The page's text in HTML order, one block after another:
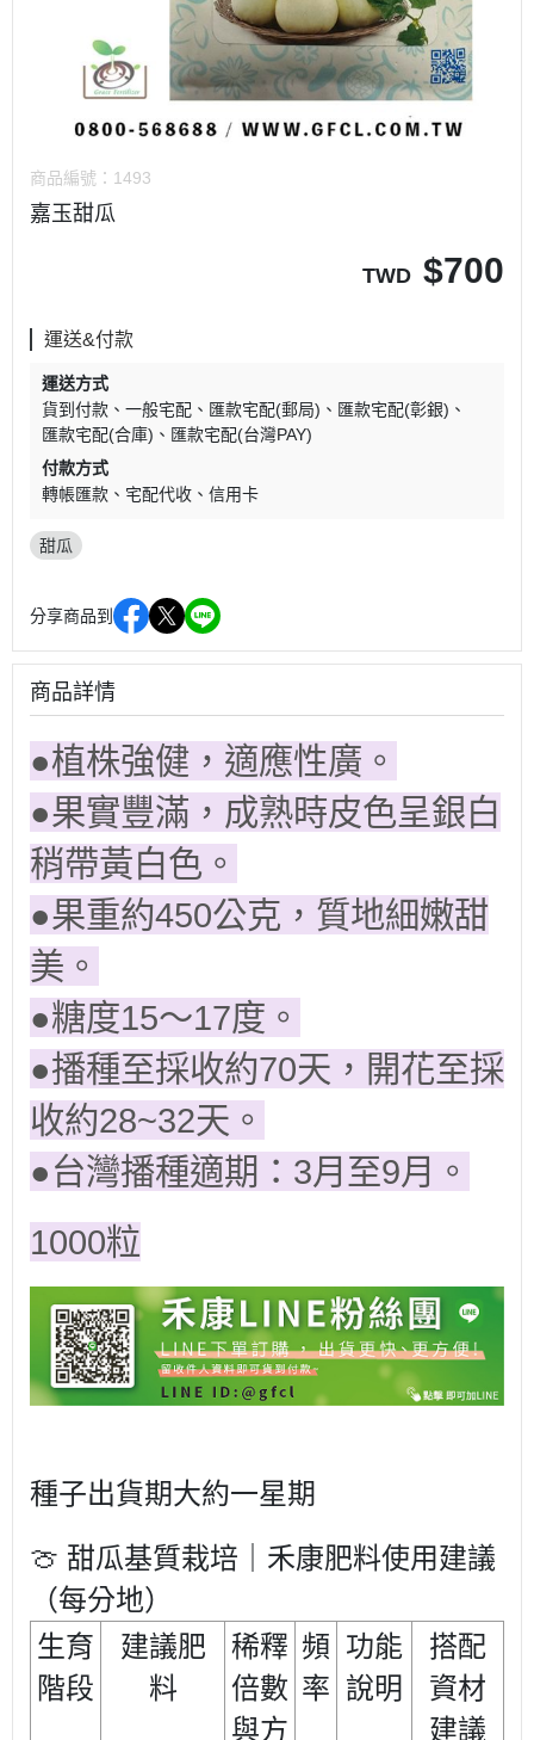
商品編號： 1493
嘉玉甜瓜
TWD $700
運送&付款
運送方式
貨到付款
一般宅配 匯款宅配(郵局)
匯款宅配(彰銀)
匯款宅配(合庫)
匯款宅配(台灣PAY)
付款方式
轉帳匯款
宅配代收 信用卡
甜瓜
分享商品到
商品詳情
●植株強健，適應性廣。
●果實豐滿，成熟時皮色呈銀白
稍帶黃白色。
●果重約450公克，質地細嫩甜
美。
●糖度15～17度。
●播種至採收約70天，開花至採
收約28~32天。
●台灣播種適期：3月至9月。
1000粒
種子出貨期大約一星期
🍈 甜瓜基質栽培｜禾康肥料使用建議
（每分地）
生育
階段
建議肥
料
稀釋
倍數
與方
頻
率
功能
說明
搭配
資材
建議